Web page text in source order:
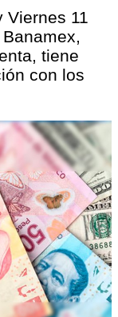
Viernes 11
tiene
con los